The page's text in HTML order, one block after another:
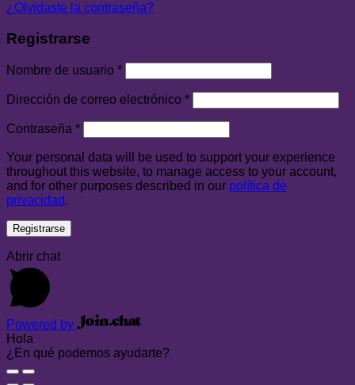
¿Olvidaste la contraseña?
Registrarse
Nombre de usuario *
Dirección de correo electrónico *
Contraseña *
Your personal data will be used to support your experience
throughout this website, to manage access to your account,
and for other purposes described in our política de
privacidad.
Registrarse
Abrir chat
Powered by
Hola
¿En qué podemos ayudarte?